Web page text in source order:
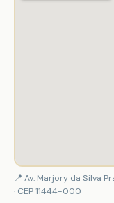
📍 Av. Marjory da Silva
· CEP 11444-000